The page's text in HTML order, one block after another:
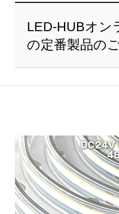
LED-HUBオン
の定番製品の